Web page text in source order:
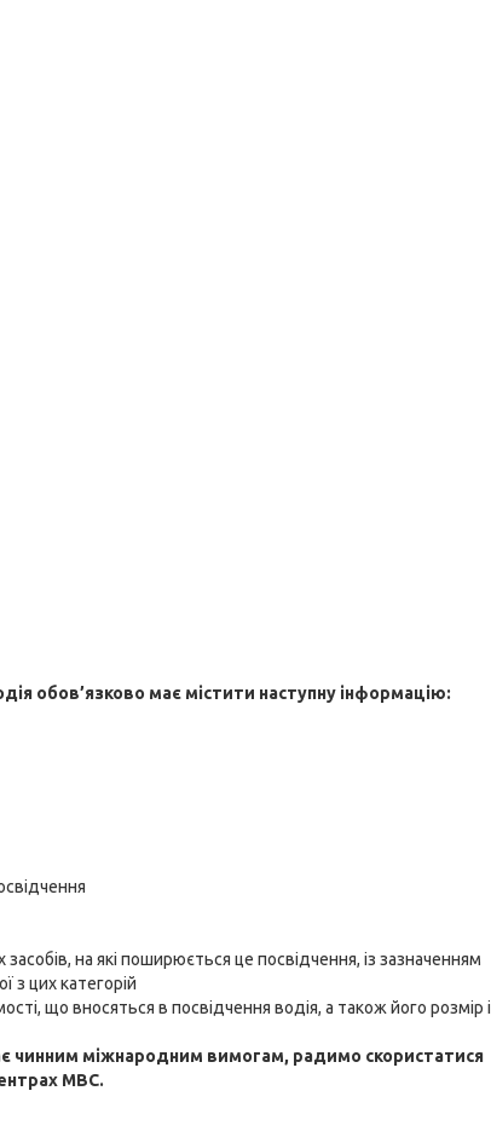
обов’язково має містити наступну інформацію:
засобів, на які поширюється це посвідчення, із зазначенням
з цих категорій
що вносяться в посвідчення водія, а також його розмір і
чинним міжнародним вимогам, радимо скористатися
МВС.